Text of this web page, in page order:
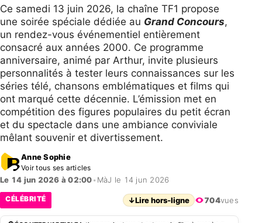
Ce samedi 13 juin 2026, la chaîne TF1 propose
une soirée spéciale dédiée au Grand Concours,
un rendez-vous événementiel entièrement
consacré aux années 2000. Ce programme
anniversaire, animé par Arthur, invite plusieurs
personnalités à tester leurs connaissances sur les
séries télé, chansons emblématiques et films qui
ont marqué cette décennie. L’émission met en
compétition des figures populaires du petit écran
et du spectacle dans une ambiance conviviale
mêlant souvenir et divertissement.
Anne Sophie
Voir tous ses articles
Le 14 jun 2026 à 02:00• MàJ le 14 jun 2026
CÉLÉBRITÉ ↓Lire hors-ligne 704vues